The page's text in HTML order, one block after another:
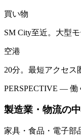
買い物
SM City至近。大型モ
空港
20分。最短アクセス
PERSPECTIVE — 働
製造業・物流の中
家具・食品・電子部